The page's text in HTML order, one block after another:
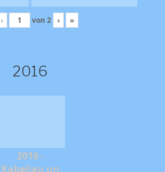
‹ von 2 › »
2016
2016 -
Kabeljau un